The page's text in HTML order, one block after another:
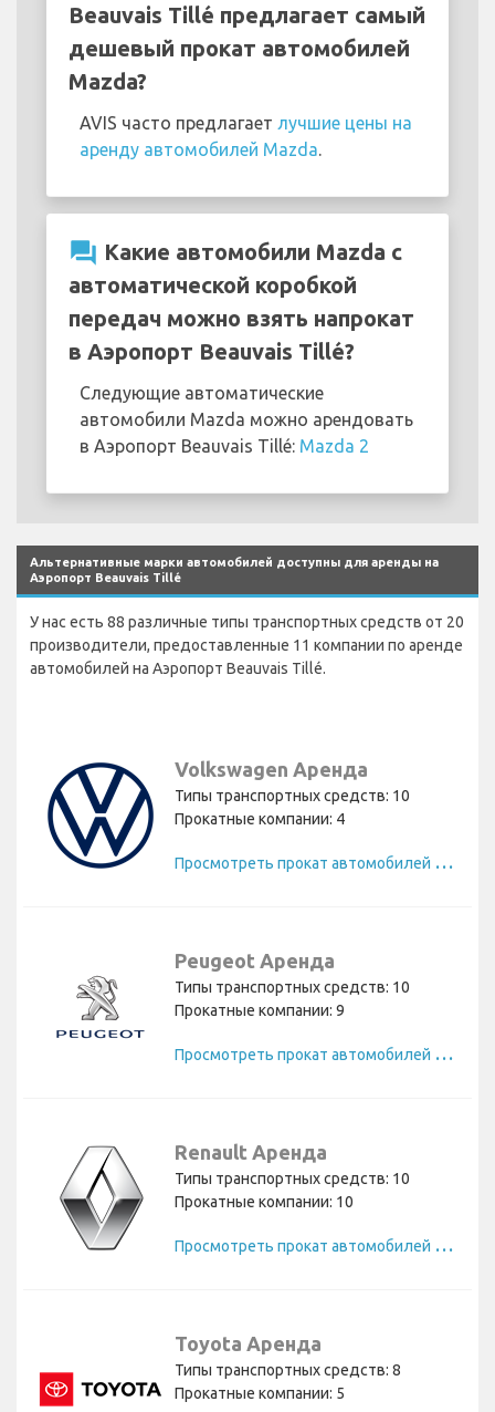
Beauvais Tillé предлагает самый
дешевый прокат автомобилей
Mazda?
AVIS часто предлагает лучшие цены на
аренду автомобилей Mazda
question_answer Какие автомобили Mazda с
автоматической коробкой
передач можно взять напрокат
в Аэропорт Beauvais Tillé?
Следующие автоматические
автомобили Mazda можно арендовать
в Аэропорт Beauvais Tillé: Mazda 2
Альтернативные марки автомобилей доступны для аренды на
Аэропорт Beauvais Tillé
У нас есть 88 различные типы транспортных средств от 20
производители, предоставленные 11 компании по аренде
автомобилей на Аэропорт Beauvais Tillé.
Volkswagen Аренда
Типы транспортных средств: 10
Прокатные компании: 4
П
росмотреть прокат автомобилей Volkswagen
Peugeot Аренда
Типы транспортных средств: 10
Прокатные компании: 9
П
росмотреть прокат автомобилей Peugeot
Renault Аренда
Типы транспортных средств: 10
Прокатные компании: 10
П
росмотреть прокат автомобилей Renault
Toyota Аренда
Типы транспортных средств: 8
Прокатные компании: 5